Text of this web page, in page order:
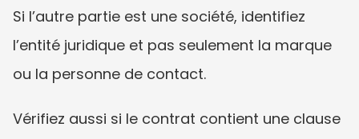
Si l’autre partie est une société, identifiez
l’entité juridique et pas seulement la marque
ou la personne de contact.
Vérifiez aussi si le contrat contient une clause